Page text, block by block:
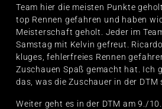
Team hier die meisten Punkte
top Rennen gefahren und haben
Meisterschaft geholt. Jeder im
Samstag mit Kelvin gefreut.
kluges, fehlerfreies Rennen
Zuschauen Spaß gemacht hat. Ich
das, was die Zuschauer in der DTM
Weiter geht es in der DTM am 9./